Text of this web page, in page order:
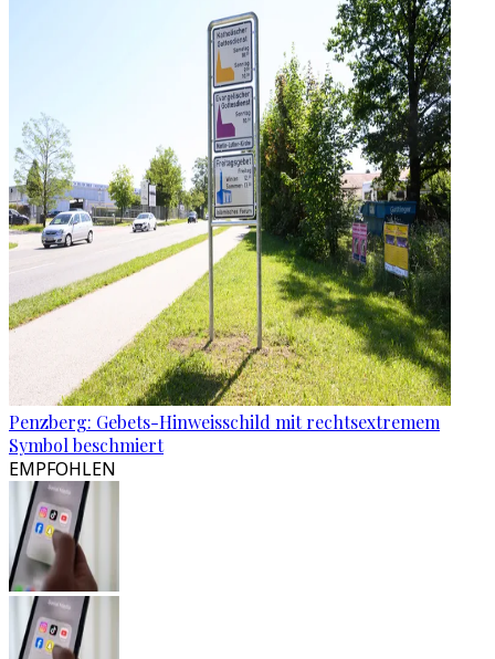
Penzberg: Gebets-Hinweisschild mit rechtsextremem
Symbol beschmiert
EMPFOHLEN